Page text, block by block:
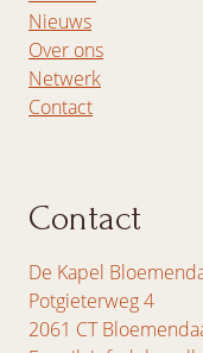
Nieuws
Over ons
Netwerk
Contact
Contact
De Kapel
Potgieterweg 4
2061 CT